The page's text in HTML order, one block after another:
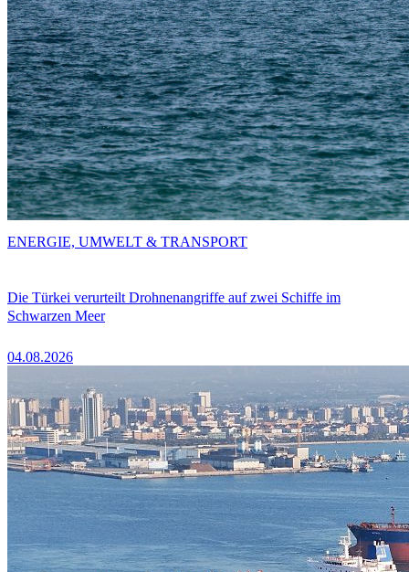
Die Türkei verurteilt Drohnenangriffe auf zwei Schiffe im
Schwarzen Meer
04.08.2026
ENERGIE, UMWELT & TRANSPORT